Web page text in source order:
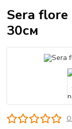
Sera flore
30см